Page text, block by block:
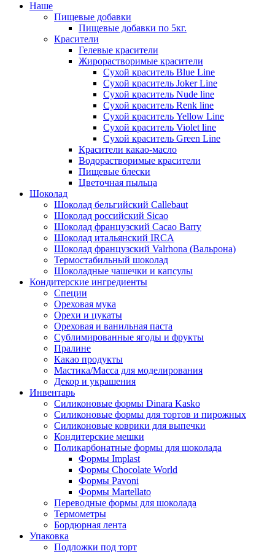
Наше
Пищевые добавки
Пищевые добавки по 5кг.
Красители
Гелевые красители
Жирорастворимые красители
Сухой краситель Blue Line
Сухой краситель Joker Line
Сухой краситель Nude line
Сухой краситель Renk line
Сухой краситель Yellow Line
Сухой краситель Violet line
Сухой краситель Green Line
Красители какао-масло
Водорастворимые красители
Пищевые блески
Цветочная пыльца
Шоколад
Шоколад бельгийский Callebaut
Шоколад российский Sicao
Шоколад французский Cacao Barry
Шоколад итальянский IRCA
Шоколад французский Valrhona (Вальрона)
Термостабильный шоколад
Шоколадные чашечки и капсулы
Кондитерские ингредиенты
Специи
Ореховая мука
Орехи и цукаты
Ореховая и ванильная паста
Сублимированные ягоды и фрукты
Пралине
Какао продукты
Мастика/Масса для моделирования
Декор и украшения
Инвентарь
Силиконовые формы Dinara Kasko
Силиконовые формы для тортов и пирожных
Силиконовые коврики для выпечки
Кондитерские мешки
Поликарбонатные формы для шоколада
Формы Implast
Формы Chocolate World
Формы Pavoni
Формы Martellato
Переводные формы для шоколада
Термометры
Бордюрная лента
Упаковка
Подложки под торт